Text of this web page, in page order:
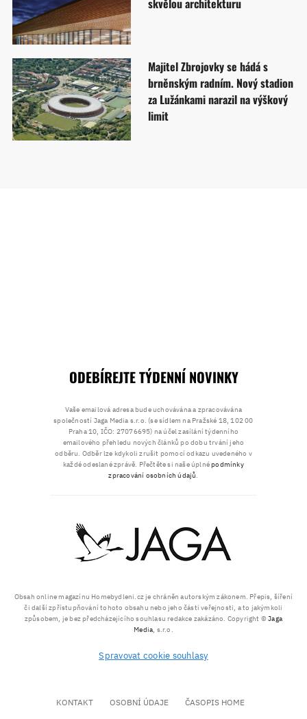
Majitel Zbrojovky se hádá s
brněnským radním. Nový stadion
za Lužánkami narazil na výškový
limit
Obsah online magazínu Homebydleni.cz je chráněn autorským zákonem. Přepis, šíření
či další zpřístupňování tohoto obsahu nebo jeho části veřejnosti, a to jakýmkoli
způsobem, je bez předcházejícího souhlasu redakce zakázáno. Copyright ©Jaga
Media, s.r.o.
Spravovat cookie souhlasy
ODEBÍREJTE TÝDENNÍ NOVINKY
Vaše emailová adresa bude uchovávána a zpracovávána
společností Jaga Media s.r.o. (se sídlem na Pražské 18, 102 00
Praha 10, IČO: 27076695) na účel zasílání týdenního
emailového přehledu nových článků po dobu trvání jeho
odběru. Odběr lze kdykoli zrušit pomocí odkazu uvedeného v
každé odeslané zprávě. Přečtěte si naše úplnépodmínky
zpracování osobních údajů.
KONTAKT OSOBNÍ ÚDAJE ČASOPIS HOME